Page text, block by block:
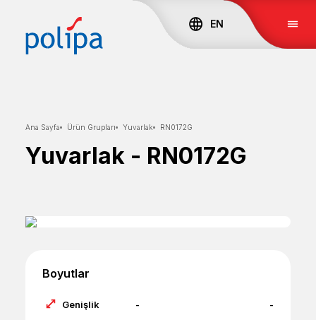
EN
Ana Sayfa Ürün Grupları Yuvarlak RN0172G
Yuvarlak - RN0172G
Boyutlar
Genişlik - -